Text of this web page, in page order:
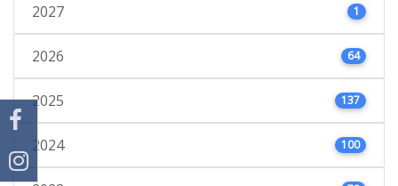
2027 1
2026 64
2025 137
2024 100